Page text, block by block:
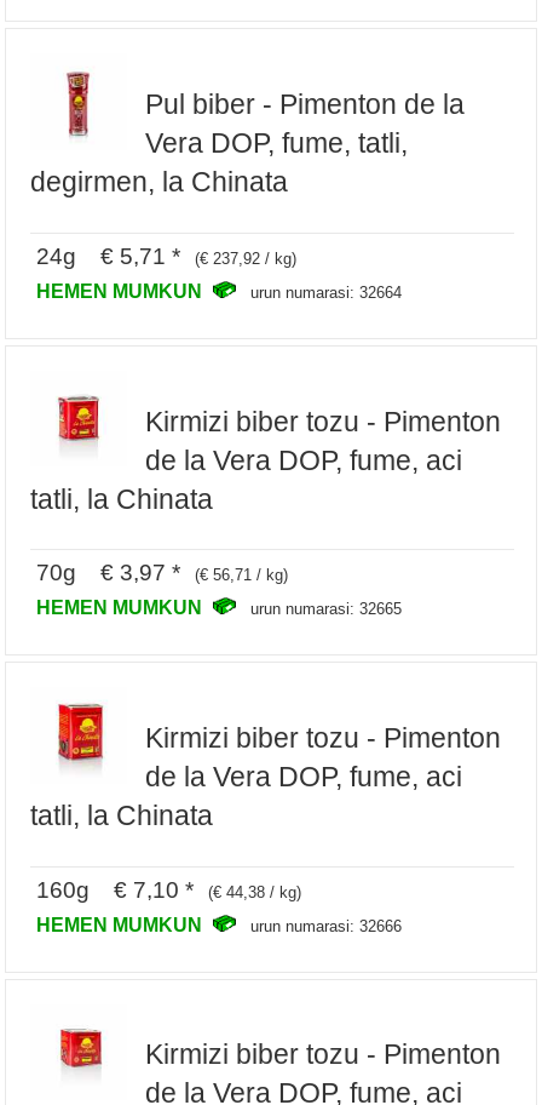
Pul biber - Pimenton de la
Vera DOP, fume, tatli,
degirmen, la Chinata
24g € 5,71 * (€ 237,92 / kg)
HEMEN MUMKUN urun numarasi: 32664
Kirmizi biber tozu - Pimenton
de la Vera DOP, fume, aci
tatli, la Chinata
70g € 3,97 * (€ 56,71 / kg)
HEMEN MUMKUN urun numarasi: 32665
Kirmizi biber tozu - Pimenton
de la Vera DOP, fume, aci
tatli, la Chinata
160g € 7,10 * (€ 44,38 / kg)
HEMEN MUMKUN urun numarasi: 32666
Kirmizi biber tozu - Pimenton
de la Vera DOP, fume, aci